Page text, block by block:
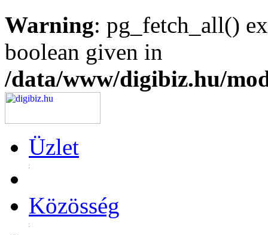
Warning: pg_fetch_all()
boolean given in
/data/www/digibiz.hu/
Üzlet
Közösség